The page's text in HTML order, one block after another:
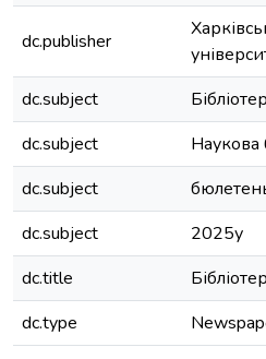
dc.publisher
dc.subject
dc.subject
Наукова
dc.subject
dc.subject
2025у
dc.title
dc.type